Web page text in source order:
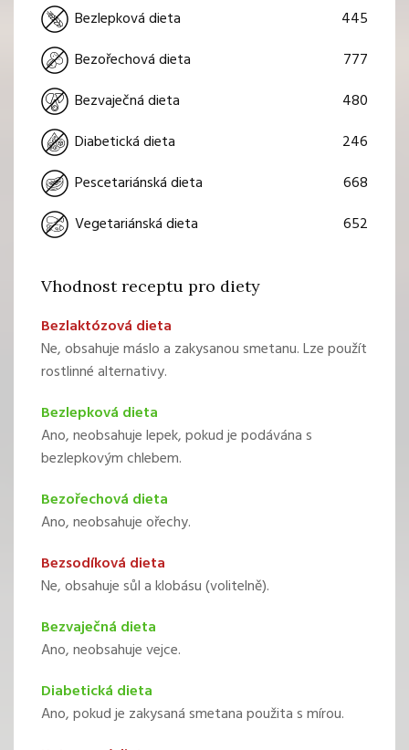
Bezlepková dieta
445
Bezořechová dieta
777
Bezvaječná dieta
480
Diabetická dieta
246
Pescetariánská dieta
668
Vegetariánská dieta
652
Vhodnost receptu pro diety
Bezlaktózová dieta
Ne, obsahuje máslo a zakysanou smetanu. Lze použít
rostlinné alternativy.
Bezlepková dieta
Ano, neobsahuje lepek, pokud je podávána s
bezlepkovým chlebem.
Bezořechová dieta
Ano, neobsahuje ořechy.
Bezsodíková dieta
Ne, obsahuje sůl a klobásu (volitelně).
Bezvaječná dieta
Ano, neobsahuje vejce.
Diabetická dieta
Ano, pokud je zakysaná smetana použita s mírou.